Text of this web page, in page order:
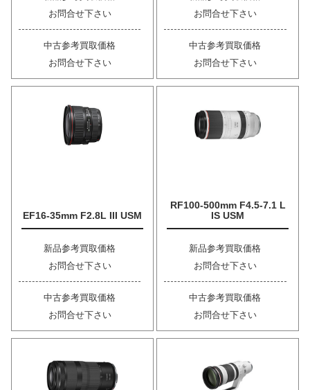
お問合せ下さい
中古参考買取価格
お問合せ下さい
お問合せ下さい
中古参考買取価格
お問合せ下さい
EF16-35mm F2.8L III USM
新品参考買取価格
お問合せ下さい
中古参考買取価格
お問合せ下さい
RF100-500mm F4.5-7.1 L
IS USM
新品参考買取価格
お問合せ下さい
中古参考買取価格
お問合せ下さい